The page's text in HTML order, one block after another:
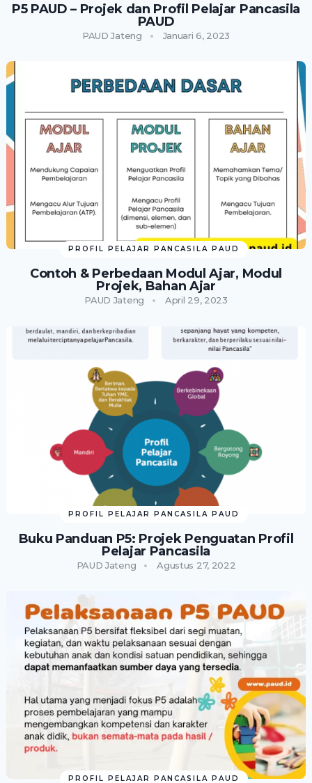
P5 PAUD – Projek dan Profil Pelajar Pancasila
PAUD
PAUD Jateng Januari 6, 2023
PROFIL PELAJAR PANCASILA PAUD
Contoh & Perbedaan Modul Ajar, Modul
Projek, Bahan Ajar
PAUD Jateng April 29, 2023
PROFIL PELAJAR PANCASILA PAUD
Buku Panduan P5: Projek Penguatan Profil
Pelajar Pancasila
PAUD Jateng Agustus 27, 2022
PROFIL PELAJAR PANCASILA PAUD